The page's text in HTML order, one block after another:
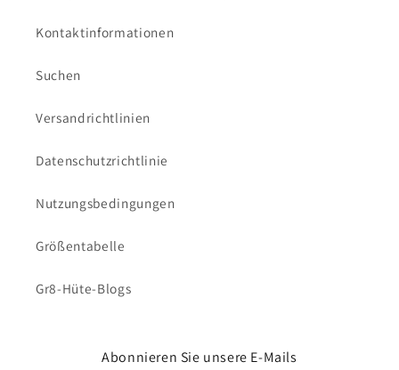
Kontaktinformationen
Suchen
Versandrichtlinien
Datenschutzrichtlinie
Nutzungsbedingungen
Größentabelle
Gr8-Hüte-Blogs
Abonnieren Sie unsere E-Mails